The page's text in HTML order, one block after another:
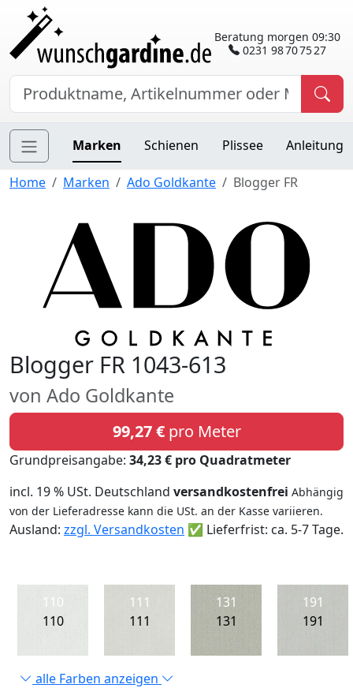
Beratung morgen 09:30
0231 98 70 75 27
Marken Schienen Plissee Anleitung
Home Marken Ado Goldkante Blogger FR
Blogger FR 1043-613
von Ado Goldkante
99,27 €pro Meter
Grundpreisangabe: 34,23 € pro Quadratmeter
incl. 19 % USt. Deutschland versandkostenfrei Abhängig
von der Lieferadresse kann die USt. an der Kasse variieren.
Ausland: zzgl. Versandkosten ✅ Lieferfrist: ca. 5-7 Tage.
110
110
111
111
131
131
191
191
alle Farben anzeigen